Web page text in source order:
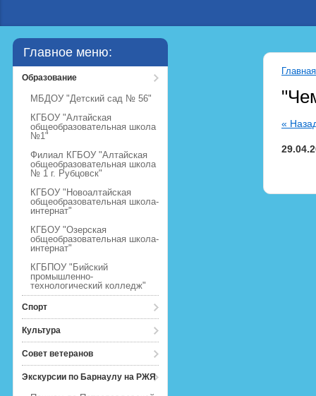
Главное меню:
Образование
МБДОУ "Детский сад № 56"
КГБОУ "Алтайская
общеобразовательная школа
№1"
Филиал КГБОУ "Алтайская
общеобразовательная школа
№ 1 г. Рубцовск"
КГБОУ "Новоалтайская
общеобразовательная школа-
интернат"
КГБОУ "Озерская
общеобразовательная школа-
интернат"
КГБПОУ "Бийский
промышленно-
технологический колледж"
Спорт
Культура
Совет ветеранов
Экскурсии по Барнаулу на РЖЯ
Главная
«